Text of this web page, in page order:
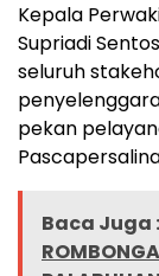
Kepala
Supriadi
seluruh
pekan
Baca Juga :